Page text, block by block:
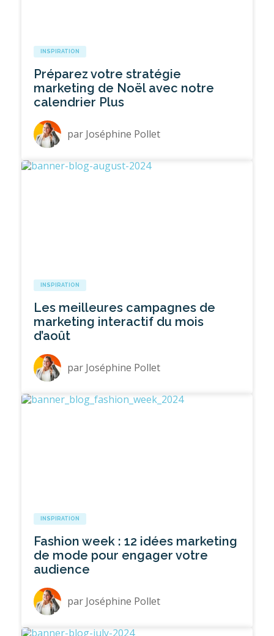
INSPIRATION
Préparez votre stratégie
marketing de Noël avec notre
calendrier Plus
par Joséphine Pollet
INSPIRATION
Les meilleures campagnes de
marketing interactif du mois
d’août
par Joséphine Pollet
INSPIRATION
Fashion week : 12 idées marketing
de mode pour engager votre
audience
par Joséphine Pollet